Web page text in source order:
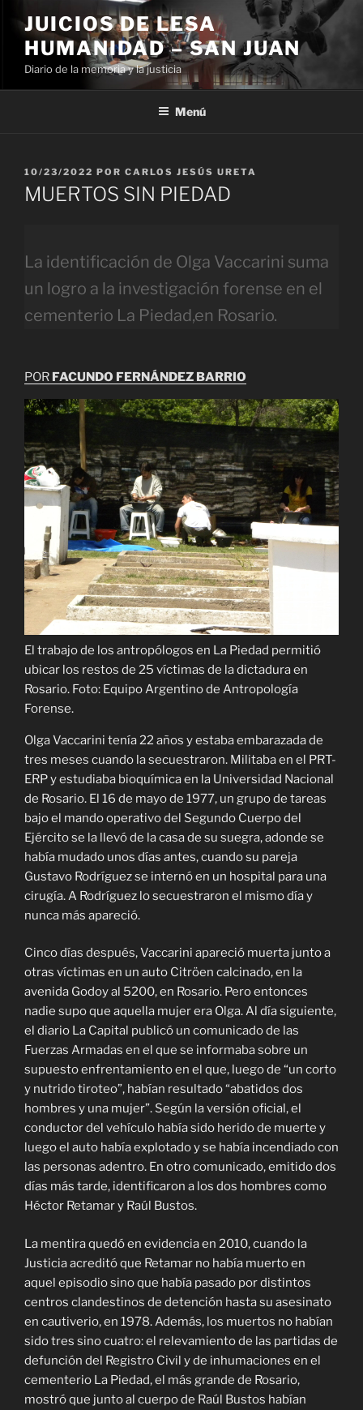
contenido
JUICIOS DE LESA
HUMANIDAD – SAN JUAN
Diario de la memoria y la justicia
Menú
PUBLICADO
EL
10/23/2022 POR CARLOS JESÚS URETA
MUERTOS SIN PIEDAD
La identificación de Olga Vaccarini suma
un logro a la investigación forense en el
cementerio La Piedad,en Rosario.
POR FACUNDO FERNÁNDEZ BARRIO
El trabajo de los antropólogos en La Piedad permitió
ubicar los restos de 25 víctimas de la dictadura en
Rosario. Foto: Equipo Argentino de Antropología
Forense.
Olga Vaccarini tenía 22 años y estaba embarazada de
tres meses cuando la secuestraron. Militaba en el PRT-
ERP y estudiaba bioquímica en la Universidad Nacional
de Rosario. El 16 de mayo de 1977, un grupo de tareas
bajo el mando operativo del Segundo Cuerpo del
Ejército se la llevó de la casa de su suegra, adonde se
había mudado unos días antes, cuando su pareja
Gustavo Rodríguez se internó en un hospital para una
cirugía. A Rodríguez lo secuestraron el mismo día y
nunca más apareció.
Cinco días después, Vaccarini apareció muerta junto a
otras víctimas en un auto Citröen calcinado, en la
avenida Godoy al 5200, en Rosario. Pero entonces
nadie supo que aquella mujer era Olga. Al día siguiente,
el diario La Capital publicó un comunicado de las
Fuerzas Armadas en el que se informaba sobre un
supuesto enfrentamiento en el que, luego de “un corto
y nutrido tiroteo”, habían resultado “abatidos dos
hombres y una mujer”. Según la versión oficial, el
conductor del vehículo había sido herido de muerte y
luego el auto había explotado y se había incendiado con
las personas adentro. En otro comunicado, emitido dos
días más tarde, identificaron a los dos hombres como
Héctor Retamar y Raúl Bustos.
La mentira quedó en evidencia en 2010, cuando la
Justicia acreditó que Retamar no había muerto en
aquel episodio sino que había pasado por distintos
centros clandestinos de detención hasta su asesinato
en cautiverio, en 1978. Además, los muertos no habían
sido tres sino cuatro: el relevamiento de las partidas de
defunción del Registro Civil y de inhumaciones en el
cementerio La Piedad, el más grande de Rosario,
mostró que junto al cuerpo de Raúl Bustos habían